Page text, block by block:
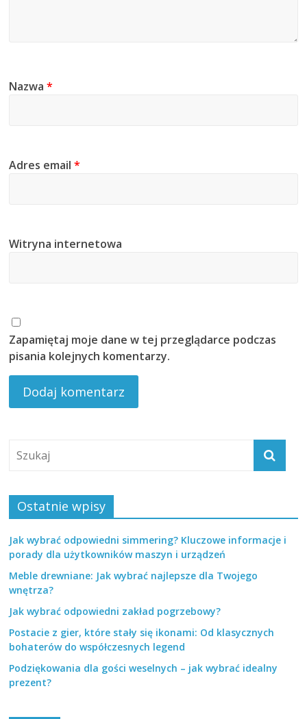
Nazwa*
Adres email*
Witryna internetowa
Zapamiętaj moje dane w tej przeglądarce podczas
pisania kolejnych komentarzy.
Ostatnie wpisy
Jak wybrać odpowiedni simmering? Kluczowe informacje i
porady dla użytkowników maszyn i urządzeń
Meble drewniane: Jak wybrać najlepsze dla Twojego
wnętrza?
Jak wybrać odpowiedni zakład pogrzebowy?
Postacie z gier, które stały się ikonami: Od klasycznych
bohaterów do współczesnych legend
Podziękowania dla gości weselnych – jak wybrać idealny
prezent?